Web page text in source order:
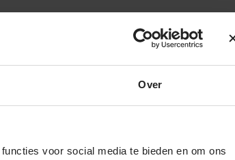
Over
voor social media te bieden en om ons